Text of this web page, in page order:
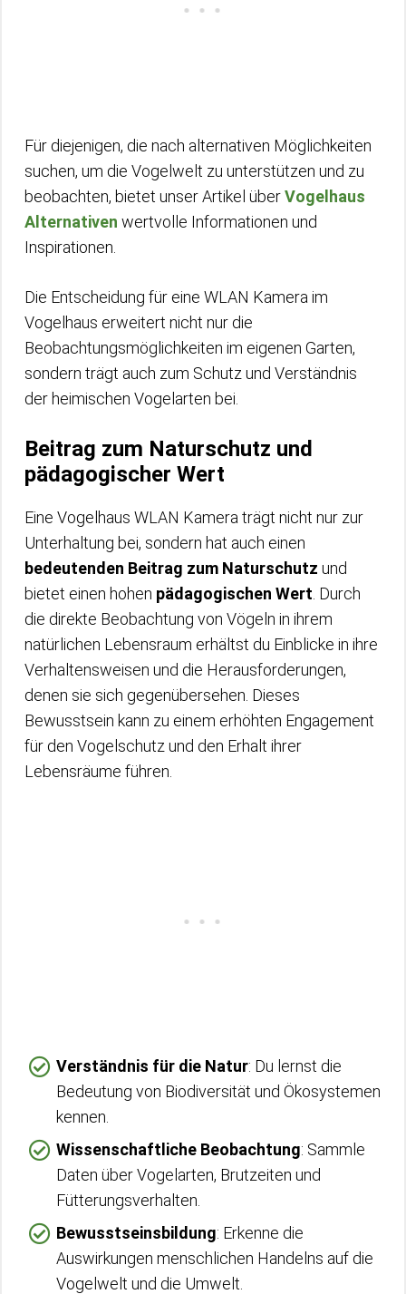
Für diejenigen, die nach alternativen Möglichkeiten
suchen, um die Vogelwelt zu unterstützen und zu
beobachten, bietet unser Artikel überVogelhaus
Alternativen wertvolle Informationen und
Inspirationen.
Die Entscheidung für eine WLAN Kamera im
Vogelhaus erweitert nicht nur die
Beobachtungsmöglichkeiten im eigenen Garten,
sondern trägt auch zum Schutz und Verständnis
der heimischen Vogelarten bei.
Beitrag zum Naturschutz und
pädagogischer Wert
Eine Vogelhaus WLAN Kamera trägt nicht nur zur
Unterhaltung bei, sondern hat auch einen
bedeutenden Beitrag zum Naturschutz und
bietet einen hohen pädagogischen Wert . Durch
die direkte Beobachtung von Vögeln in ihrem
natürlichen Lebensraum erhältst du Einblicke in ihre
Verhaltensweisen und die Herausforderungen,
denen sie sich gegenübersehen. Dieses
Bewusstsein kann zu einem erhöhten Engagement
für den Vogelschutz und den Erhalt ihrer
Lebensräume führen.
Verständnis für die Natur: Du lernst die
Bedeutung von Biodiversität und Ökosystemen
kennen.
Wissenschaftliche Beobachtung: Sammle
Daten über Vogelarten, Brutzeiten und
Fütterungsverhalten.
Bewusstseinsbildung: Erkenne die
Auswirkungen menschlichen Handelns auf die
Vogelwelt und die Umwelt.